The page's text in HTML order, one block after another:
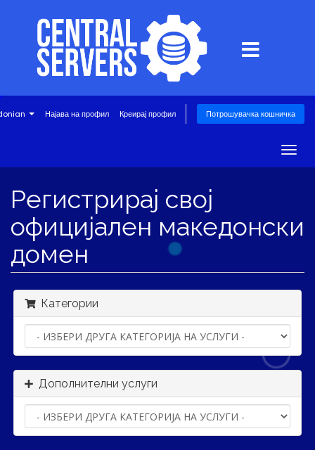
Најава на профил Креирај профил Потрошувачка кошничка
Регистрирај свој
официјален македонски
домен
Категории
Дополнителни услуги